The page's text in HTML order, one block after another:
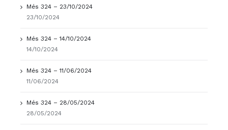
Més 324 – 23/10/2024
23/10/2024
Més 324 – 14/10/2024
14/10/2024
Més 324 – 11/06/2024
11/06/2024
Més 324 – 28/05/2024
28/05/2024